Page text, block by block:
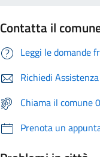
Contatta il
Leggi le domande
Richiedi Assistenza
Chiama il comune
Prenota un